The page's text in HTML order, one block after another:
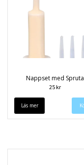
Nappset med Spruta
25 kr
Läs mer